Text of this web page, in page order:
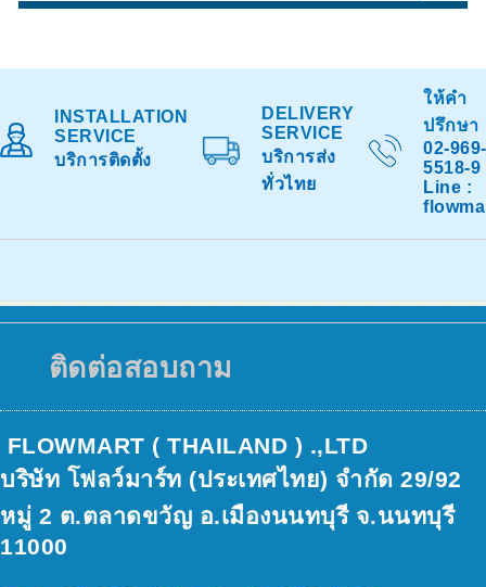
INSTALLATION
SERVICE
บริการติดตั้ง
DELIVERY
SERVICE
บริการส่ง
ทั่วไทย
ให้คำ
ปรึกษา
02-969-
5518-9
Line :
ติดต่อสอบถาม
FLOWMART ( THAILAND ) .,LTD
บริษัท โฟลว์มาร์ท (ประเทศไทย) จำกัด 29/92
หมู่ 2 ต.ตลาดขวัญ อ.เมืองนนทบุรี จ.นนทบุรี
11000